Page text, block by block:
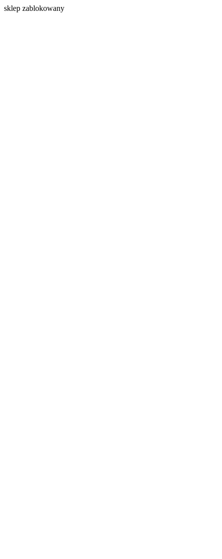
sklep zablokowany